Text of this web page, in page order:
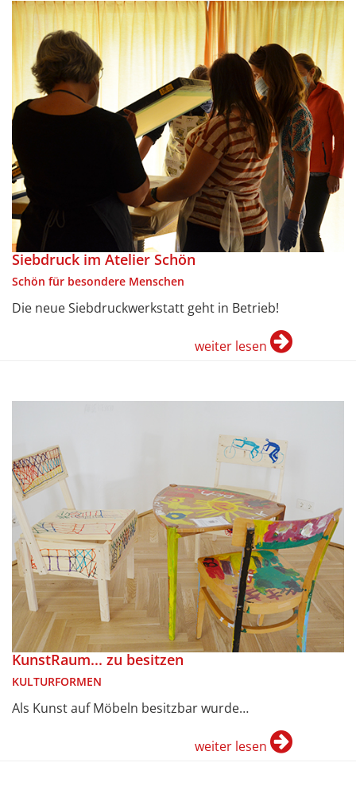
Siebdruck im Atelier Schön
Schön für besondere Menschen
Die neue Siebdruckwerkstatt geht in Betrieb!
weiter lesen
KunstRaum... zu besitzen
KULTURFORMEN
Als Kunst auf Möbeln besitzbar wurde…
weiter lesen